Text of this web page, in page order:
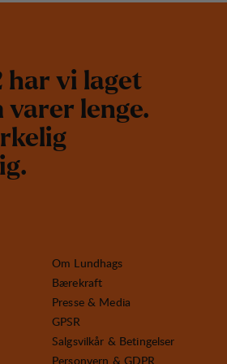
har vi laget
varer lenge.
rkelig
ig.
Om Lundhags
Bærekraft
Presse & Media
GPSR
Salgsvilkår & Betingelser
Personvern & GDPR